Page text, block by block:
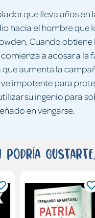
que lleva años en
hacia el hombre que
Cuando obtiene
a acosar a la
que aumenta la
impotente para
su ingenio para
en vengarse.
podría